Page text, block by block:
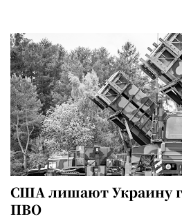
США лишают Украину
ПВО